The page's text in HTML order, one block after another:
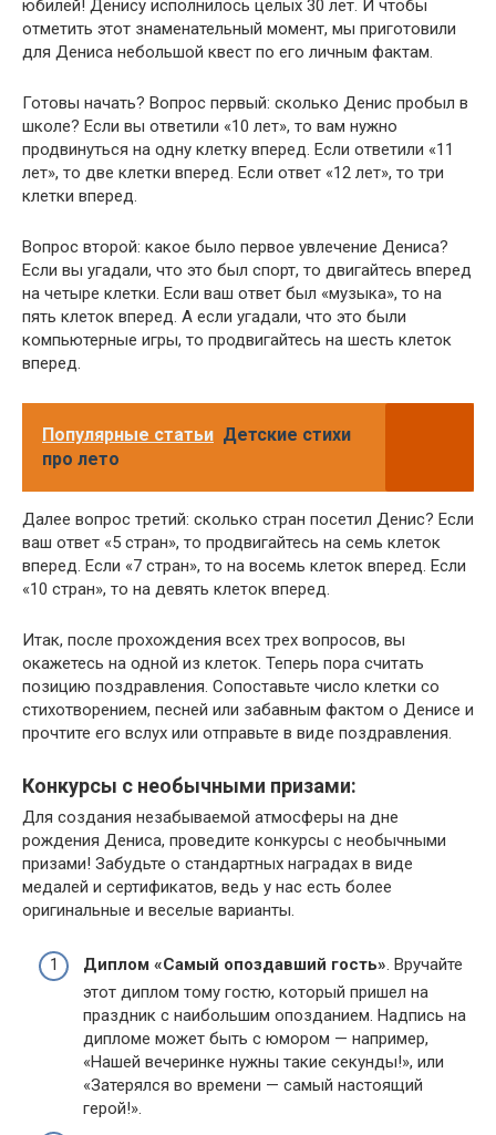
юбилей! Денису исполнилось целых 30 лет. И чтобы
отметить этот знаменательный момент, мы приготовили
для Дениса небольшой квест по его личным фактам.
Готовы начать? Вопрос первый: сколько Денис пробыл в
школе? Если вы ответили «10 лет», то вам нужно
продвинуться на одну клетку вперед. Если ответили «11
лет», то две клетки вперед. Если ответ «12 лет», то три
клетки вперед.
Вопрос второй: какое было первое увлечение Дениса?
Если вы угадали, что это был спорт, то двигайтесь вперед
на четыре клетки. Если ваш ответ был «музыка», то на
пять клеток вперед. А если угадали, что это были
компьютерные игры, то продвигайтесь на шесть клеток
вперед.
Популярные статьи Детские стихи
про лето
Далее вопрос третий: сколько стран посетил Денис? Если
ваш ответ «5 стран», то продвигайтесь на семь клеток
вперед. Если «7 стран», то на восемь клеток вперед. Если
«10 стран», то на девять клеток вперед.
Итак, после прохождения всех трех вопросов, вы
окажетесь на одной из клеток. Теперь пора считать
позицию поздравления. Сопоставьте число клетки со
стихотворением, песней или забавным фактом о Денисе и
прочтите его вслух или отправьте в виде поздравления.
Конкурсы с необычными призами:
Для создания незабываемой атмосферы на дне
рождения Дениса, проведите конкурсы с необычными
призами! Забудьте о стандартных наградах в виде
медалей и сертификатов, ведь у нас есть более
оригинальные и веселые варианты.
Диплом «Самый опоздавший гость». Вручайте
этот диплом тому гостю, который пришел на
праздник с наибольшим опозданием. Надпись на
дипломе может быть с юмором — например,
«Нашей вечеринке нужны такие секунды!», или
«Затерялся во времени — самый настоящий
герой!».